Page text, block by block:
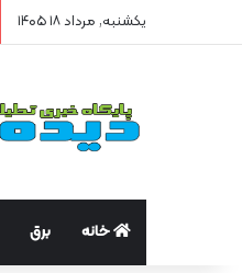
یکشنبه, مرداد ۱۸ ۱۴۰۵
خانه برق